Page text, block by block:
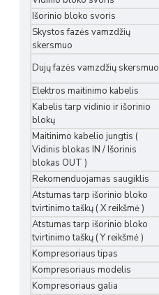
Išorinio bloko svoris
Skystos fazės vamzdžių
skersmuo
Dujų fazės vamzdžių skersmuo
Elektros maitinimo kabelis
Kabelis tarp vidinio ir išorinio
blokų
Maitinimo kabelio jungtis (
Vidinis blokas IN / Išorinis
blokas OUT )
Rekomenduojamas saugiklis
Atstumas tarp išorinio bloko
tvirtinimo taškų ( X reikšmė )
Atstumas tarp išorinio bloko
tvirtinimo taškų ( Y reikšmė )
Kompresoriaus tipas
Kompresoriaus modelis
Kompresoriaus galia